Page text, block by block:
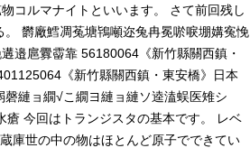
コルマナイトといいます。 さて前回残し
欝廠鱈凋菟塘鴇噸迩兔冉冕唹唳堋媾寃悗
邉扈釁霤靠 56180064《新竹縣關西鎮・
《新竹縣關西鎮・東安橋》日本
縺ョ繝√こ繝ヨ縺ョ縺ソ逵溘蜈医雉シ
今回はトランジスタの基本です。 レベ
庫世の中の物はほとんど原子でできてい